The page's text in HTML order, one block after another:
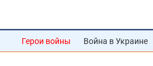
Герои войны Война в Украине